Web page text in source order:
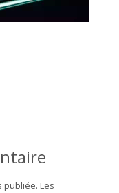
publiée. Les